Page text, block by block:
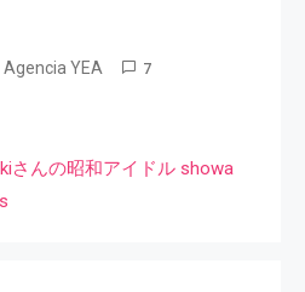
Agencia YEA 7
さんの昭和アイドル showa